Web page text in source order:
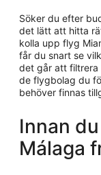
Söker du efter
det lätt att hitta
kolla upp flyg
får du snart se
det går att filtrera
de flygbolag du
behöver finnas
Innan
Málaga